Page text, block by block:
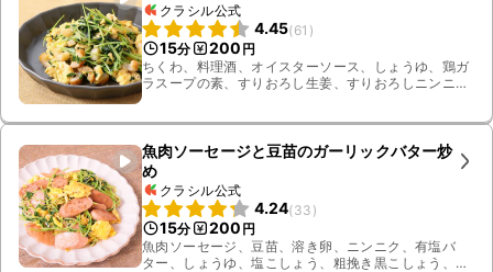
クラシル公式
4.45(61 )
15分 200 円
ちくわ、料理酒、オイスターソース、しょうゆ、鶏ガ
ラスープの素、すりおろし生姜、すりおろしニンニ
魚肉ソーセージと豆苗のガーリックバター炒
め
クラシル公式
4.24(33 )
15分 200 円
魚肉ソーセージ、豆苗、溶き卵、ニンニク、有塩バ
ター、しょうゆ、塩こしょう、粗挽き黒こしょう、サ